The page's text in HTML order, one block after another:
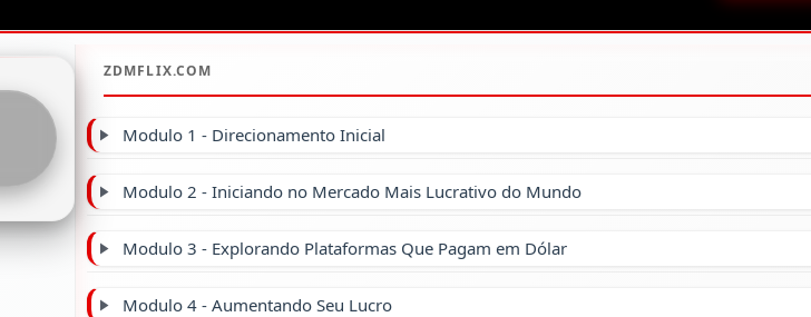
Modulo 1 - Direcionamento Inicial
Modulo 2 - Iniciando no Mercado Mais Lucrativo do Mundo
Modulo 3 - Explorando Plataformas Que Pagam em Dólar
Modulo 4 - Aumentando Seu Lucro